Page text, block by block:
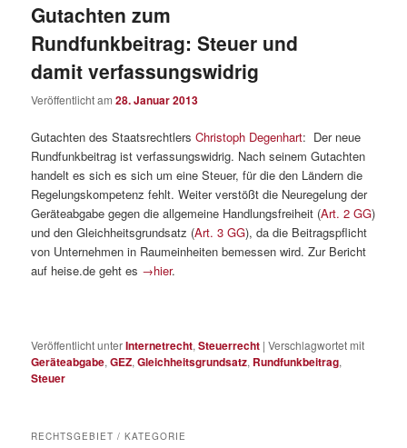
Gutachten zum
Rundfunkbeitrag: Steuer und
damit verfassungswidrig
Veröffentlicht am28. Januar 2013
Gutachten des StaatsrechtlersChristoph Degenhart: Der neue
Rundfunkbeitrag ist verfassungswidrig. Nach seinem Gutachten
handelt es sich es sich um eine Steuer, für die den Ländern die
Regelungskompetenz fehlt. Weiter verstößt die Neuregelung der
Geräteabgabe gegen die allgemeine Handlungsfreiheit (Art. 2 GG)
und den Gleichheitsgrundsatz (Art. 3 GG), da die Beitragspflicht
von Unternehmen in Raumeinheiten bemessen wird. Zur Bericht
auf heise.de geht es →hier.
Veröffentlicht unterInternetrecht,Steuerrecht |Verschlagwortet mit
Geräteabgabe,GEZ,Gleichheitsgrundsatz, Rundfunkbeitrag,
Steuer
RECHTSGEBIET / KATEGORIE